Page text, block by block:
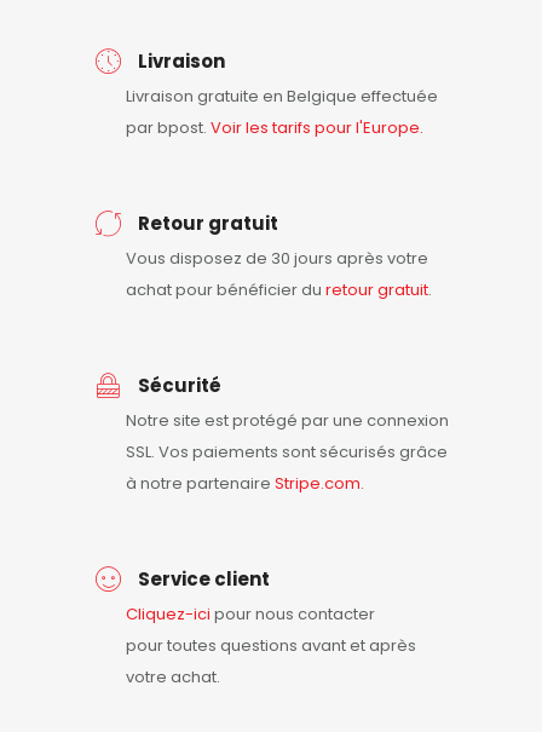
Livraison
Livraison gratuite en Belgique effectuée
par bpost. Voir les tarifs pour l'Europe.
Retour gratuit
Vous disposez de 30 jours après votre
achat pour bénéficier du retourgratuit.
Sécurité
Notre site est protégé par une connexion
SSL. Vos paiements sont sécurisés grâce
à notre partenaire Stripe.com.
Service client
Cliquez-ici pour nous contacter
pour toutes questions avant et après
votre achat.